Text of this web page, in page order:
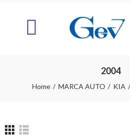
2004
Home MARCA AUTO KIA